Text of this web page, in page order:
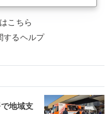
こちら
するヘルプ
地域支